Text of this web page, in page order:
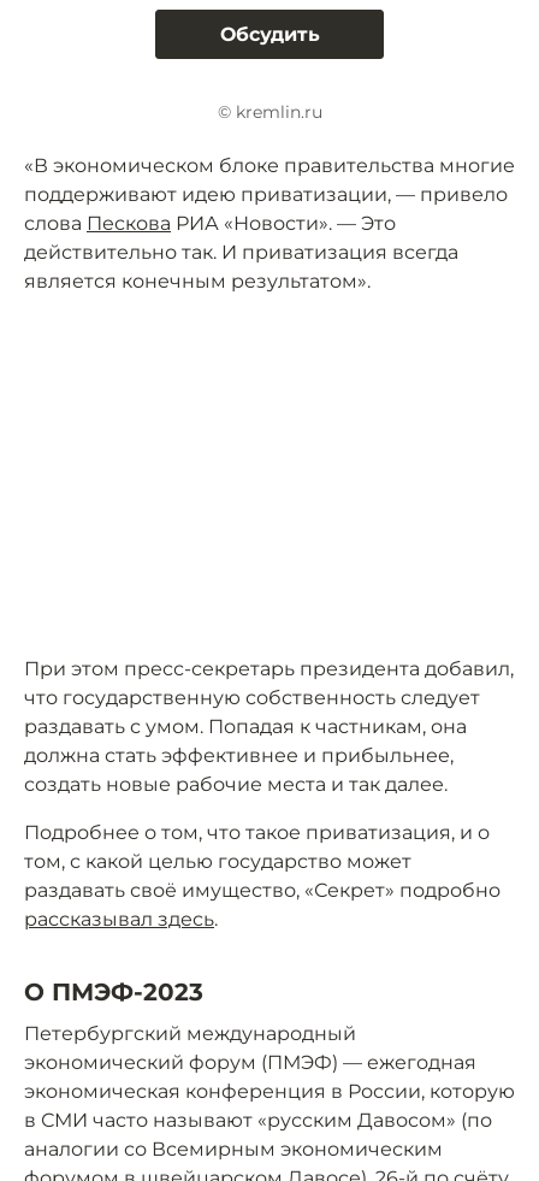
Обсудить
© kremlin.ru
«В экономическом блоке правительства многие
поддерживают идею приватизации, — привело
слова Пескова РИА «Новости». — Это
действительно так. И приватизация всегда
является конечным результатом».
При этом пресс-секретарь президента добавил,
что государственную собственность следует
раздавать с умом. Попадая к частникам, она
должна стать эффективнее и прибыльнее,
создать новые рабочие места и так далее.
Подробнее о том, что такое приватизация, и о
том, с какой целью государство может
раздавать своё имущество, «Секрет» подробно
рассказывал здесь.
О ПМЭФ-2023
Петербургский международный
экономический форум (ПМЭФ) — ежегодная
экономическая конференция в России, которую
в СМИ часто называют «русским Давосом» (по
аналогии со Всемирным экономическим